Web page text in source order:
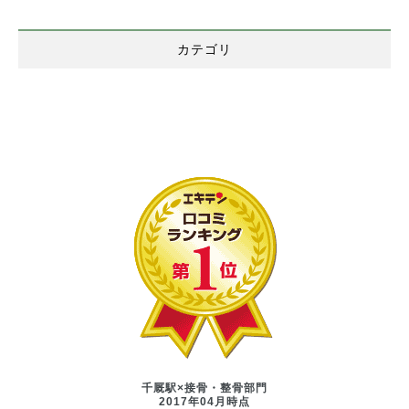
カテゴリ
千厩駅×接骨・整骨部門
2017年04月時点